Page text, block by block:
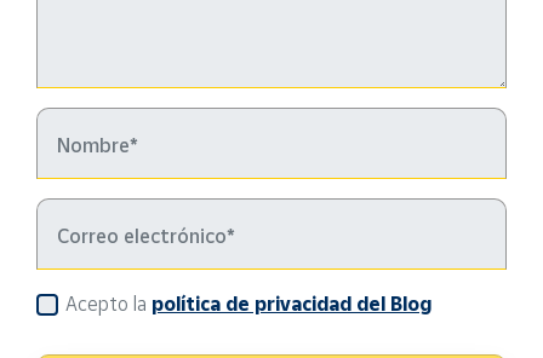
Acepto la política de privacidad del Blog